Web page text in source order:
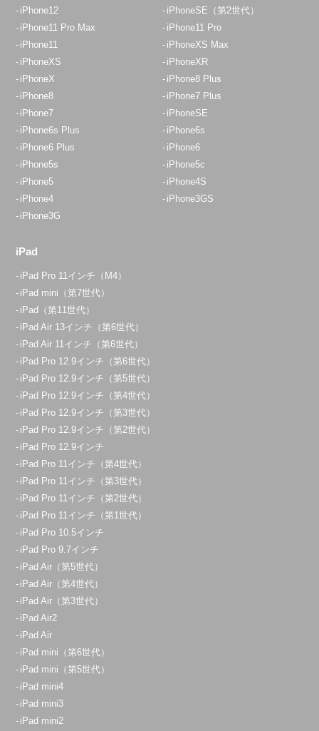
iPhone12
iPhoneSE（第2世代）
iPhone11 Pro Max
iPhone11 Pro
iPhone11
iPhoneXS Max
iPhoneXS
iPhoneXR
iPhoneX
iPhone8 Plus
iPhone8
iPhone7 Plus
iPhone7
iPhoneSE
iPhone6s Plus
iPhone6s
iPhone6 Plus
iPhone6
iPhone5s
iPhone5c
iPhone5
iPhone4S
iPhone4
iPhone3GS
iPhone3G
iPad
iPad Pro 11インチ（M4）
iPad mini（第7世代）
iPad（第11世代）
iPad Air 13インチ（第6世代）
iPad Air 11インチ（第6世代）
iPad Pro 12.9インチ（第6世代）
iPad Pro 12.9インチ（第5世代）
iPad Pro 12.9インチ（第4世代）
iPad Pro 12.9インチ（第3世代）
iPad Pro 12.9インチ（第2世代）
iPad Pro 12.9インチ
iPad Pro 11インチ（第4世代）
iPad Pro 11インチ（第3世代）
iPad Pro 11インチ（第2世代）
iPad Pro 11インチ（第1世代）
iPad Pro 10.5インチ
iPad Pro 9.7インチ
iPad Air（第5世代）
iPad Air（第4世代）
iPad Air（第3世代）
iPad Air2
iPad Air
iPad mini（第6世代）
iPad mini（第5世代）
iPad mini4
iPad mini3
iPad mini2